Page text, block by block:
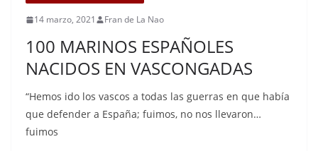
14 marzo, 2021 Fran de La Nao
100 MARINOS ESPAÑOLES
NACIDOS EN VASCONGADAS
“Hemos ido los vascos a todas las guerras en que había
que defender a España; fuimos, no nos llevaron…
fuimos